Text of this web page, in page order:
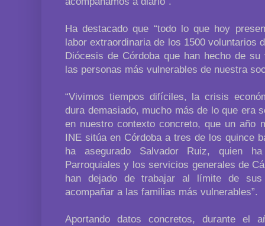
Ha destacado que “todo lo que hoy
labor extraordinaria de los 1500 voluntarios
Diócesis de Córdoba que han hecho de
las personas más vulnerables de nuestra
“Vivimos tiempos difíciles, la crisis
dura demasiado, mucho más de lo que era
en nuestro contexto concreto, que un año
INE sitúa en Córdoba a tres de los quince
ha asegurado Salvador Ruiz, quien
Parroquiales y los servicios generales de
han dejado de trabajar al límite de sus
acompañar a las familias más vulnerables”.
Aportando datos concretos, durante el